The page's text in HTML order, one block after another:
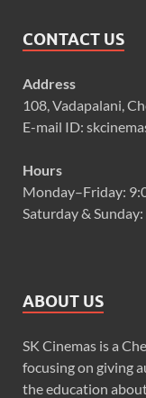
CONTACT US
Address
108, Vadapalani,
E-mail ID:
Hours
Monday–Friday:
Saturday &
ABOUT US
SK Cinemas is a
focusing on giving
the education